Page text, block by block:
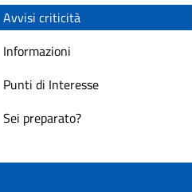
Avvisi criticità
Informazioni
Punti di Interesse
Sei preparato?